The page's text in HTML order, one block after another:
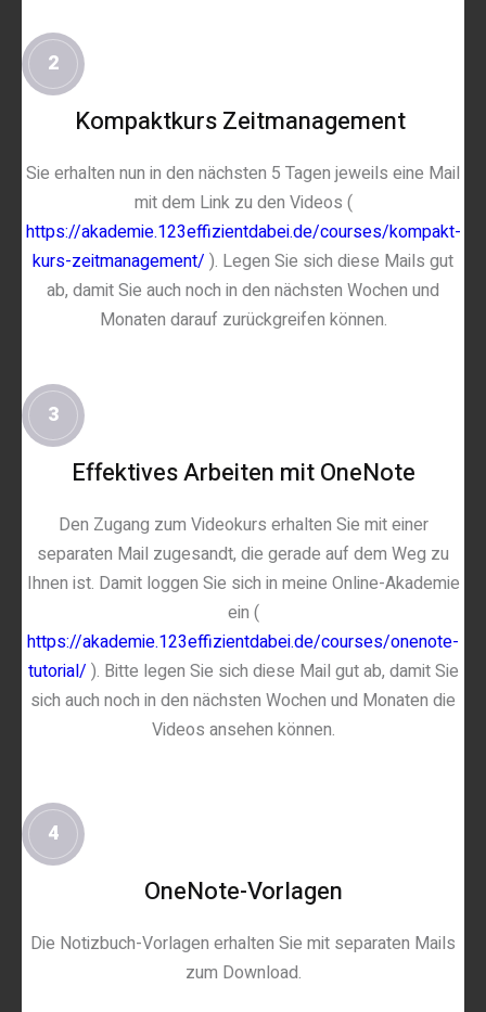
2
Kompaktkurs Zeitmanagement
Sie erhalten nun in den nächsten 5 Tagen jeweils eine Mail
mit dem Link zu den Videos (
https://akademie.123effizientdabei.de/courses/kompakt-
kurs-zeitmanagement/ ). Legen Sie sich diese Mails gut
ab, damit Sie auch noch in den nächsten Wochen und
Monaten darauf zurückgreifen können.
3
Effektives Arbeiten mit OneNote
Den Zugang zum Videokurs erhalten Sie mit einer
separaten Mail zugesandt, die gerade auf dem Weg zu
Ihnen ist. Damit loggen Sie sich in meine Online-Akademie
ein (
https://akademie.123effizientdabei.de/courses/onenote-
tutorial/ ). Bitte legen Sie sich diese Mail gut ab, damit Sie
sich auch noch in den nächsten Wochen und Monaten die
Videos ansehen können.
4
OneNote-Vorlagen
Die Notizbuch-Vorlagen erhalten Sie mit separaten Mails
zum Download.